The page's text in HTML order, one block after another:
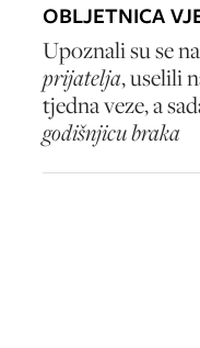
OBLJETNICA
Upoznali su se na
prijatelja, uselili
tjedna veze, a
godišnjicu braka